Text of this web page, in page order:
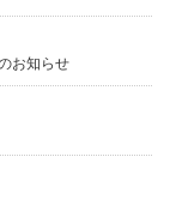
お知らせ